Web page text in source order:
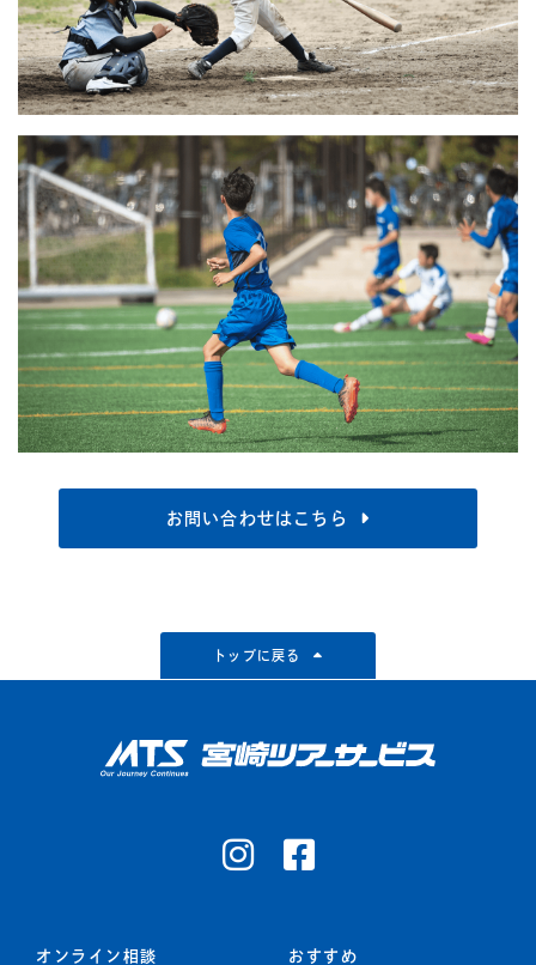
お問い合わせはこちら
トップに戻る
オンライン相談 おすすめ